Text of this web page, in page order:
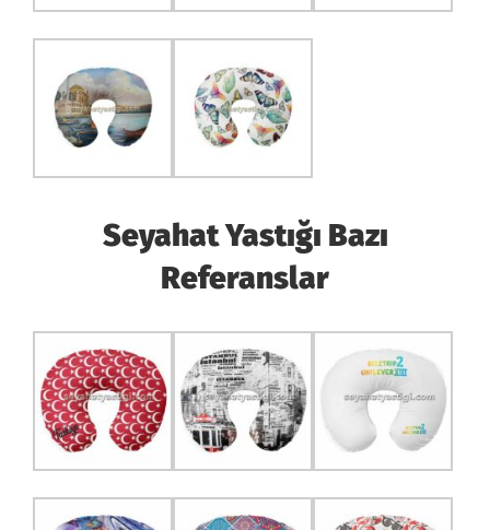
Seyahat Yastığı Bazı
Referanslar